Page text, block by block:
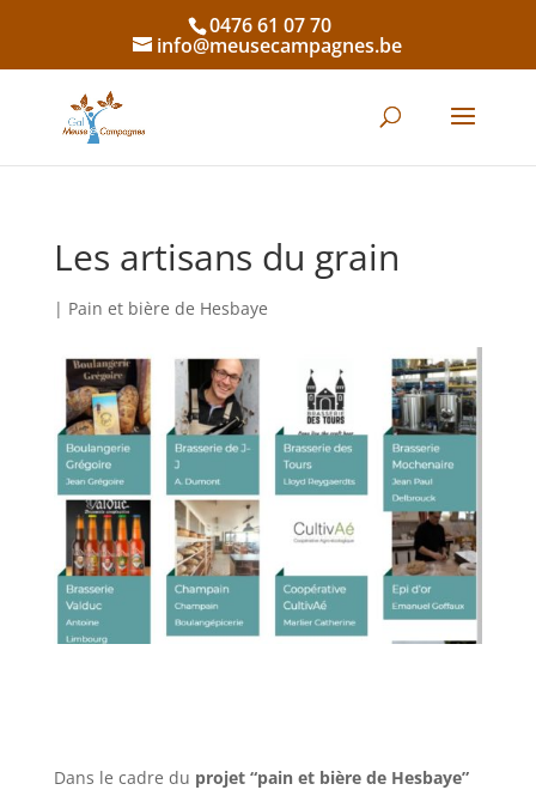
0476 61 07 70
info@meusecampagnes.be
Les artisans du grain
| Pain et bière de Hesbaye
Dans le cadre du projet “pain et bière de Hesbaye”